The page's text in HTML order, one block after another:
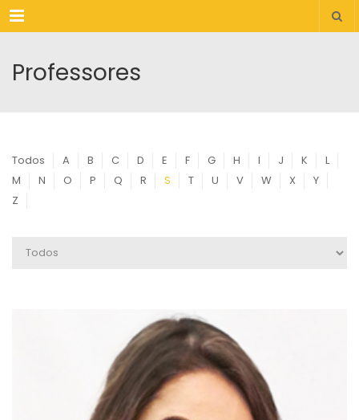
Menu
Professores
Todos A B C D E F G H I J K
L
M
N O P Q R S T U V W X
Y
Z